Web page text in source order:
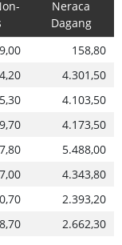
Neraca
Dagang
158,80
4.301,50
4.103,50
4.173,50
5.488,00
4.343,80
2.393,20
2.662,30